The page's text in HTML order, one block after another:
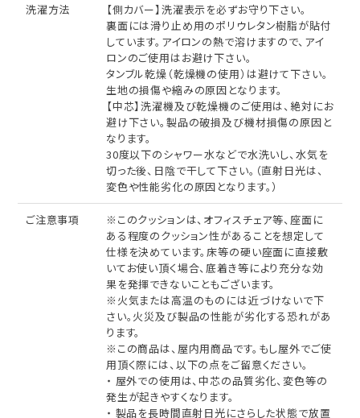
洗濯方法
【側カバー】洗濯表示を必ずお守り下さい。
裏面には滑り止め用のポリウレタン樹脂が貼付
しています。アイロンの熱で溶けますので、アイ
ロンのご使用はお避け下さい。
タンブル乾燥（乾燥機の使用）は避けて下さい。
生地の損傷や縮みの原因となります。
【中芯】洗濯機及び乾燥機のご使用は、絶対にお
避け下さい。製品の破損及び機材損傷の原因と
なります。
30度以下のシャワー水などで水洗いし、水気を
切った後、日陰で干して下さい。（直射日光は、
変色や性能劣化の原因となります。）
ご注意事項
※このクッションは、オフィスチェア等、座面に
ある程度のクッション性があることを想定して
仕様を決めています。床等の硬い座面に直接敷
いてお使い頂く場合、底着き等により充分な効
果を発揮できないこともございます。
※火気または高温のものには近づけないで下
さい。火災及び製品の性能が劣化する恐れがあ
ります。
※この商品は、屋内用商品です。もし屋外でご使
用頂く際には、以下の点をご留意ください。
・ 屋外での使用は、中芯の品質劣化、変色等の
発生が起きやすくなります。
・ 製品を長時間直射日光にさらした状態で放置